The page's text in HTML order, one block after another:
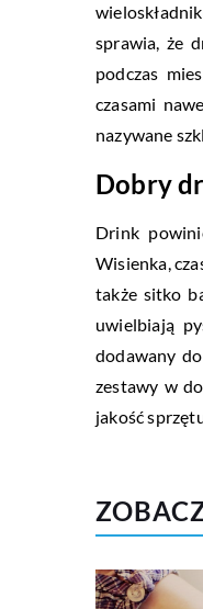
sprawia, że
podczas
czasami
nazywane
Dobry
Drink
Wisienka,
także sitko
uwielbiają
dodawany
zestawy w
jakość